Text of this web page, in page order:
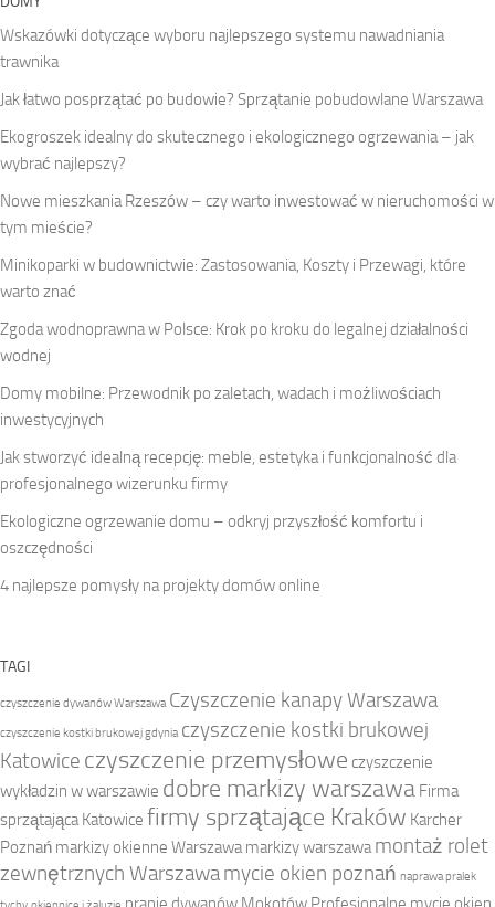
Wskazówki dotyczące wyboru najlepszego systemu nawadniania
trawnika
Jak łatwo posprzątać po budowie? Sprzątanie pobudowlane Warszawa
Ekogroszek idealny do skutecznego i ekologicznego ogrzewania – jak
wybrać najlepszy?
Nowe mieszkania Rzeszów – czy warto inwestować w nieruchomości w
tym mieście?
Minikoparki w budownictwie: Zastosowania, Koszty i Przewagi, które
warto znać
Zgoda wodnoprawna w Polsce: Krok po kroku do legalnej działalności
wodnej
Domy mobilne: Przewodnik po zaletach, wadach i możliwościach
inwestycyjnych
Jak stworzyć idealną recepcję: meble, estetyka i funkcjonalność dla
profesjonalnego wizerunku firmy
Ekologiczne ogrzewanie domu – odkryj przyszłość komfortu i
oszczędności
4 najlepsze pomysły na projekty domów online
TAGI
czyszczenie dywanów Warszawa Czyszczenie kanapy Warszawa
czyszczenie kostki brukowej gdynia czyszczenie kostki brukowej
Katowice czyszczenie przemysłowe czyszczenie
wykładzin w warszawie dobre markizy warszawa Firma
sprzątająca Katowice firmy sprzątające Kraków Karcher
Poznań markizy okienne Warszawa markizy warszawa montaż rolet
zewnętrznych Warszawamycie okien poznań naprawa pralek